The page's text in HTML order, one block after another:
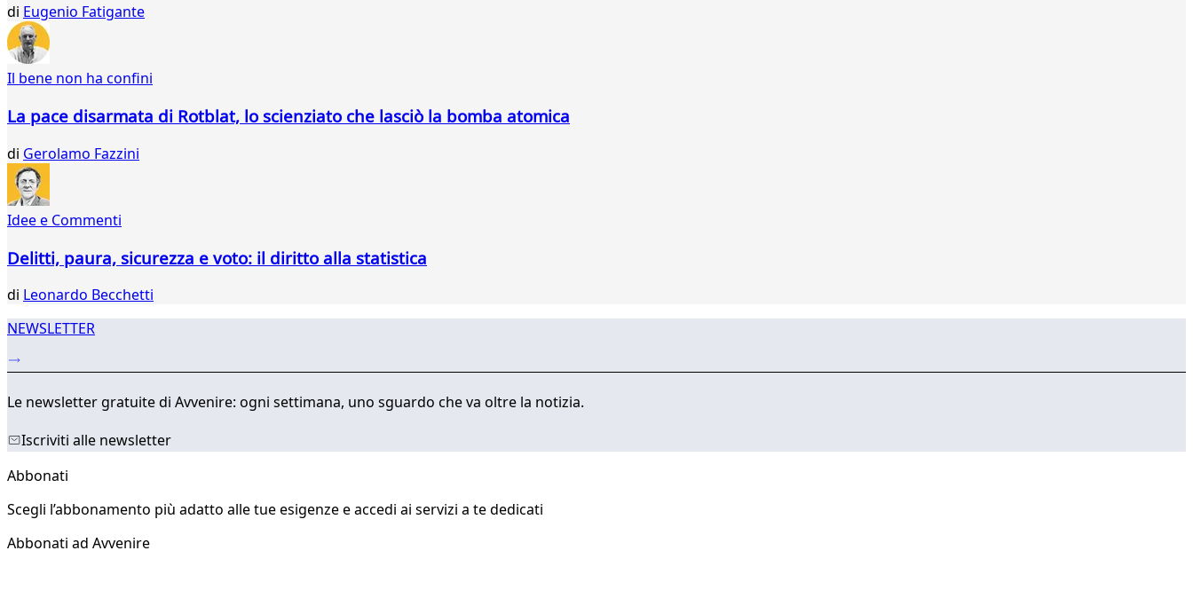
di Eugenio Fatigante
Il bene non ha confini
La pace disarmata di Rotblat, lo scienziato che lasciò la bomba atomica
di Gerolamo Fazzini
Idee e Commenti
Delitti, paura, sicurezza e voto: il diritto alla statistica
di Leonardo Becchetti
NEWSLETTER
Le newsletter gratuite di Avvenire: ogni settimana, uno sguardo che va oltre la notizia.
Iscriviti alle newsletter
Abbonati
Scegli l’abbonamento più adatto alle tue esigenze e accedi ai servizi a te dedicati
Abbonati ad Avvenire